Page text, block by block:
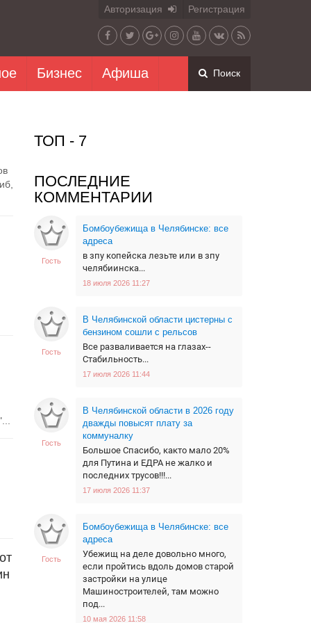
Авторизация Регистрация
Бизнес Афиша Поиск
ТОП - 7
ПОСЛЕДНИЕ
КОММЕНТАРИИ
Гость
Бомбоубежища в Челябинске: все
адреса
в зпу копейска лезьте или в зпу
челябиинска...
18 июля 2026 11:27
Гость
В Челябинской области цистерны с
бензином сошли с рельсов
Все разваливается на глазах--
Стабильность...
17 июля 2026 11:44
Гость
В Челябинской области в 2026 году
дважды повысят плату за
коммуналку
Большое Спасибо, както мало 20%
для Путина и ЕДРА не жалко и
последних трусов!!!...
17 июля 2026 11:37
Гость
Бомбоубежища в Челябинске: все
адреса
Убежищ на деле довольно много,
если пройтись вдоль домов старой
застройки на улице
Машиностроителей, там можно
под...
10 мая 2026 11:58